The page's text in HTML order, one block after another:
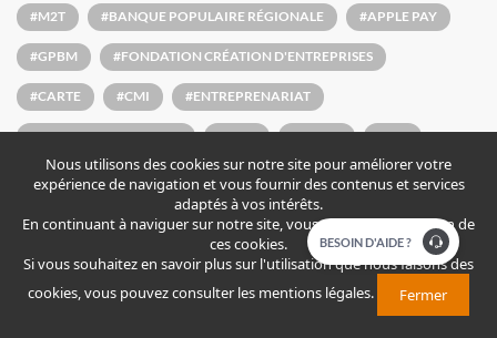
#M2T #BANQUE POPULAIRE RÉGIONALE #APPLE PAY
#GPBM #FONDATION CRÉATION D'ENTREPRISES
#CARTE #CMI #ENTREPRENARIAT
#SOUFIANE EL BAKKALI #VISA #FATCA #BIA
GALERIE BANQUE POPULAIRE COMMUNIQUÉ DE PRESSE
CONVENTION
# LES RÉGIONALES DE L'INVESTISSEMENT
#DISTINCTION #ATTAWFIQ MICRO-FINANCE AWARD
Nous utilisons des cookies sur notre site pour améliorer votre
expérience de navigation et vous fournir des contenus et services
adaptés à vos intérêts.
En continuant à naviguer sur notre site, vous acceptez l'utilisation de
ces cookies.
Si vous souhaitez en savoir plus sur l'utilisation que nous faisons des
cookies, vous pouvez consulter les mentions légales. Fermer
​​​BESOIN D'AIDE ?